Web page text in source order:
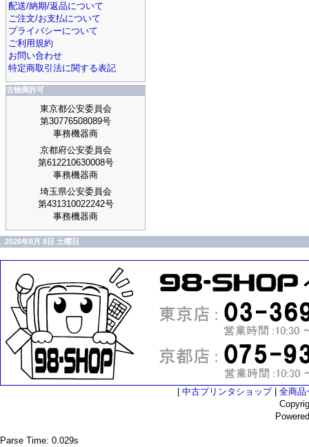
配送/納期/返品について
ご注文/お支払について
プライバシーについて
ご利用規約
お問い合わせ
特定商取引法に関する表記
古物商許可
東京都公安委員会
第30776508089号
事務機器商
京都府公安委員会
第612210630008号
事務機器商
埼玉県公安委員会
第431310022242号
事務機器商
2026年8月 8日 土曜日
中古プリンタショップ| 全商品
Parse Time: 0.029s